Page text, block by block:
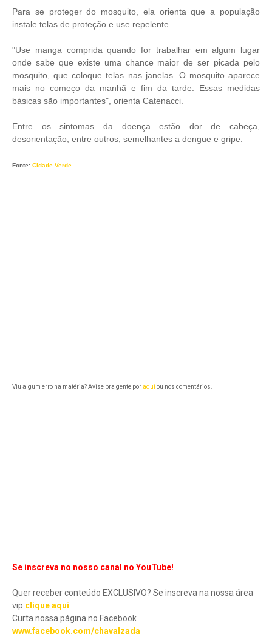
Para se proteger do mosquito, ela orienta que a população
instale telas de proteção e use repelente.
"Use manga comprida quando for trabalhar em algum lugar
onde sabe que existe uma chance maior de ser picada pelo
mosquito, que coloque telas nas janelas. O mosquito aparece
mais no começo da manhã e fim da tarde. Essas medidas
básicas são importantes", orienta Catenacci.
Entre os sintomas da doença estão dor de cabeça,
desorientação, entre outros, semelhantes a dengue e gripe.
Fonte: Cidade Verde
Viu algum erro na matéria? Avise pra gente poraqui ou nos comentários.
Se inscreva no nosso canal no YouTube!
Quer receber conteúdo EXCLUSIVO? Se inscreva na nossa área
vip clique aqui
Curta nossa página no Facebook
www.facebook.com/chavalzada